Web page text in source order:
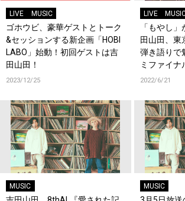
LIVE MUSIC
ゴホウビ、豪華ゲストとトーク
&セッションする新企画「HOBI
LABO」始動！初回ゲストは吉
田山田！
2023/12/25
LIVE
「もやし
田山田、東
弾き語りで
ミファイナ
2022/6/21
MUSIC MUSIC